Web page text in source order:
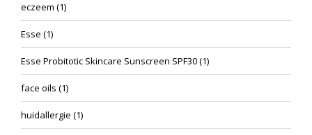
eczeem (1)
Esse (1)
Esse Probitotic Skincare Sunscreen SPF30(1)
face oils (1)
huidallergie (1)